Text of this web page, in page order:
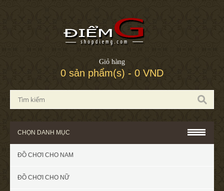
Giỏ hàng
0 sản phẩm(s) - 0 VND
CHỌN DANH MỤC
ĐỒ CHƠI CHO NAM
ĐỒ CHƠI CHO NỮ